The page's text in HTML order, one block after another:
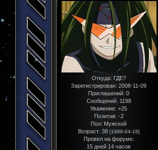
Откуда: ГДЕ?
Зарегистрирован: 2008-11-09
Приглашений: 0
Сообщений: 1198
Уважение: +25
Позитив: -2
Пол: Мужской
Возраст: 38[1988-04-18]
Провел на форуме:
15 дней 14 часов